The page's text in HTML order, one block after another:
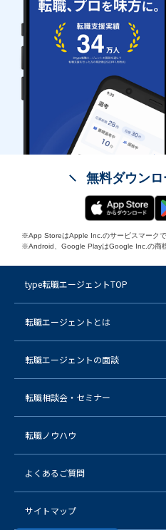
無料ダウン
※App StoreはApple Inc.のサービスマークで
※Android、Google PlayはGoogle Inc.の商
type転職エージェントTOP
転職エージェントとは
転職エージェントの面談
転職相談会・セミナー
転職ノウハウ
よくあるご質問
サイトマップ